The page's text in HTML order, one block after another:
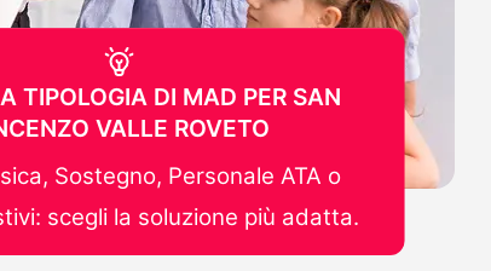
TIPOLOGIA DI MAD PER SAN
VALLE ROVETO
Sostegno, Personale ATA o
scegli la soluzione più adatta.